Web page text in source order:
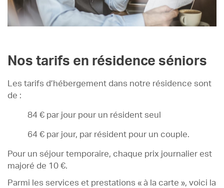
Nos tarifs en résidence séniors
Les tarifs d’hébergement dans notre résidence sont
de :
84 € par jour pour un résident seul
64 € par jour, par résident pour un couple.
Pour un séjour temporaire, chaque prix journalier est
majoré de 10 €.
Parmi les services et prestations « à la carte », voici la